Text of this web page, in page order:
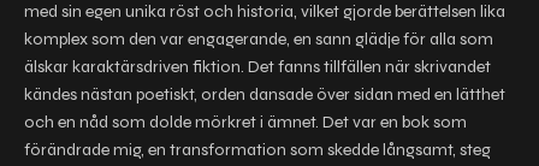
med sin egen unika röst och historia, vilket gjorde berättelsen lika
komplex som den var engagerande, en sann glädje för alla som
älskar karaktärsdriven fiktion. Det fanns tillfällen när skrivandet
kändes nästan poetiskt, orden dansade över sidan med en lätthet
och en nåd som dolde mörkret i ämnet. Det var en bok som
förändrade mig, en transformation som skedde långsamt, steg